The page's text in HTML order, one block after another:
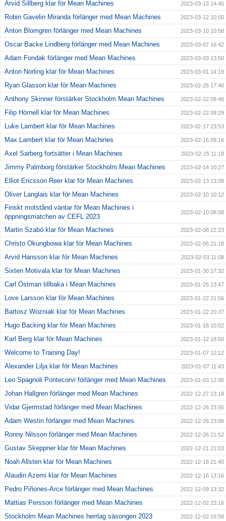
Arvid Sillberg klar för Mean Machines 2023-03-13 14:40
Robin Gavelin Miranda förlänger med Mean Machines 2023-03-12 10:00
Anton Blomgren förlänger med Mean Machines 2023-03-10 10:58
Oscar Backe Lindberg förlänger med Mean Machines 2023-03-07 16:42
Adam Fondak förlänger med Mean Machines 2023-03-03 13:50
Anton Norling klar för Mean Machines 2023-03-01 14:19
Ryan Glasson klar för Mean Machines 2023-02-25 17:40
Anthony Skinner förstärker Stockholm Mean Machines 2023-02-22 09:46
Filip Hörnell klar för Mean Machines 2023-02-22 09:29
Luke Lambert klar för Mean Machines 2023-02-17 23:53
Max Lambert klar för Mean Machines 2023-02-16 09:16
Axel Sarberg fortsätter i Mean Machines 2023-02-15 11:18
Jimmy Palmborg förstärker Stockholm Mean Machines 2023-02-14 10:27
Elliot Ericsson Reer klar för Mean Machines 2023-02-13 13:08
Oliver Langlais klar för Mean Machines 2023-02-10 10:12
Finskt motstånd väntar för Mean Machines i
öppningsmatchen av CEFL 2023
2023-02-10 08:58
Martin Szabó klar för Mean Machines 2023-02-08 22:23
Christo Okungbowa klar för Mean Machines 2023-02-05 21:18
Arvid Hansson klar för Mean Machines 2023-02-03 11:08
Sixten Motivala klar för Mean Machines 2023-01-30 17:32
Carl Östman tillbaka i Mean Machines 2023-01-25 13:47
Love Larsson klar för Mean Machines 2023-01-22 21:56
Bartosz Wozniak klar för Mean Machines 2023-01-22 20:37
Hugo Backing klar för Mean Machines 2023-01-18 10:02
Karl Berg klar för Mean Machines 2023-01-12 18:50
Welcome to Training Day! 2023-01-07 12:12
Alexander Lilja klar för Mean Machines 2023-01-07 11:43
Leo Spagnoli Pontecorvi förlänger med Mean Machines 2023-01-03 12:06
Johan Hallgren förlänger med Mean Machines 2022-12-27 13:18
Vidar Gjermstad förlänger med Mean Machines 2022-12-26 23:55
Adam Westin förlänger med Mean Machines 2022-12-26 23:06
Ronny Nilsson förlänger med Mean Machines 2022-12-26 21:52
Gustav Skeppner klar för Mean Machines 2022-12-21 21:03
Noah Allsten klar för Mean Machines 2022-12-18 21:40
Alaudin Azemi klar för Mean Machines 2022-12-16 13:16
Pedro Piñones-Arce förlänger med Mean Machines 2022-12-09 13:32
Mattias Persson förlänger med Mean Machines 2022-12-02 23:16
Stockholm Mean Machines herrlag säsongen 2023 2022-12-02 16:58